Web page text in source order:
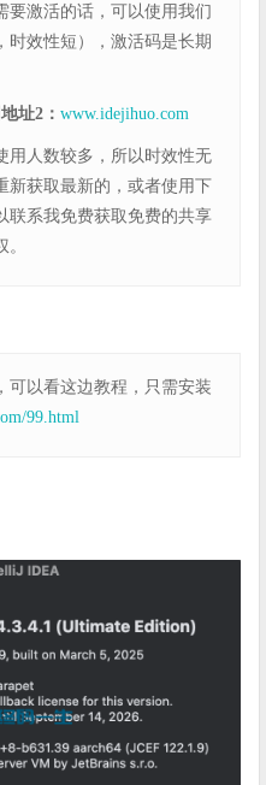
要激活的话，可以使用我们
时效性短），激活码是长期
址2： www.idejihuo.com
用人数较多，所以时效性无
新获取最新的，或者使用下
联系我免费获取免费的共享
可以看这边教程，只需安装
99.html